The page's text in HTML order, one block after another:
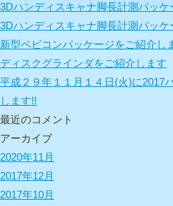
3Dハンディスキャナ脚長計測パッ
3Dハンディスキャナ脚長計測パッ
新型ベビコンパッケージをご紹介し
ディスクグラインダをご紹介します
平成２９年１１月１４日(火)に2017
します!!
最近のコメント
アーカイブ
2020年11月
2017年12月
2017年10月